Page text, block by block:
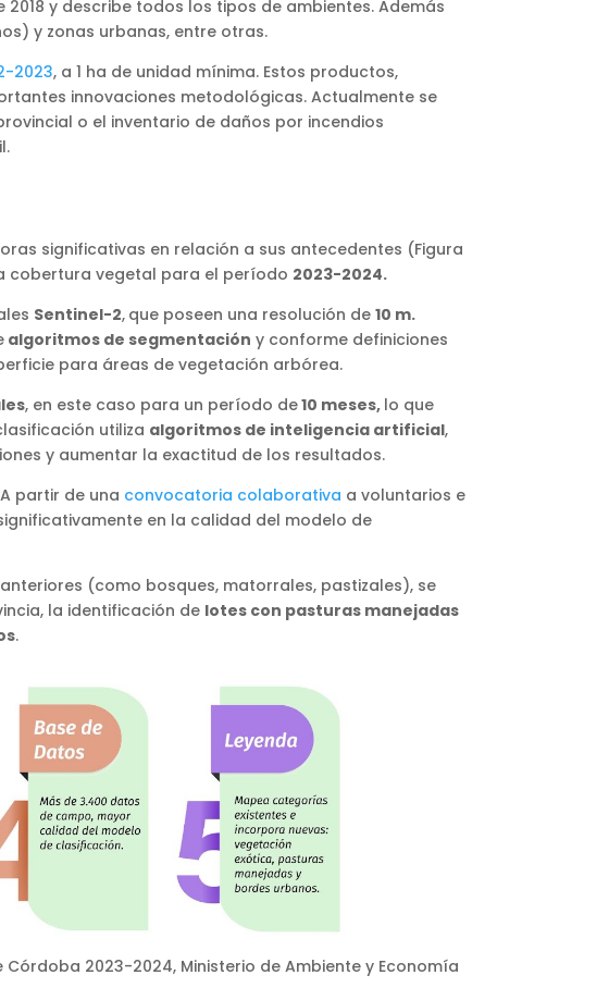
y describe todos los tipos de ambientes. Además
y zonas urbanas, entre otras.
2023, a 1 ha de unidad mínima. Estos productos,
innovaciones metodológicas. Actualmente se
o el inventario de daños por incendios
significativas en relación a sus antecedentes (Figura
cobertura vegetal para el período 2023-2024.
Sentinel-2, que poseen una resolución de 10 m.
algoritmos de segmentación y conforme definiciones
para áreas de vegetación arbórea.
, en este caso para un período de10 meses, lo que
utiliza algoritmos de inteligencia artificial,
y aumentar la exactitud de los resultados.
partir de una convocatoria colaborativa a voluntarios e
en la calidad del modelo de
(como bosques, matorrales, pastizales), se
la identificación de lotes con pasturas manejadas
.
2023-2024, Ministerio de Ambiente y Economía